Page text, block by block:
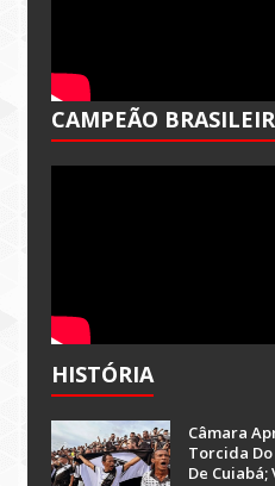
CAMPEÃO
HISTÓRIA
Câmara
Torcida
De Cuiabá;